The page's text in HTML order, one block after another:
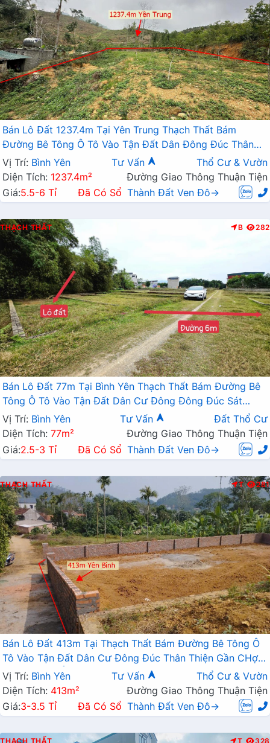
Bán Lô Đất 1237.4m Tại Yên Trung Thạch Thất Bám
Đường Bê Tông Ô Tô Vào Tận Đất Dân Đông Đúc Thân
Thiện Dân Cư Đông Đúc Thân Thiện Giá Đầu Tư
Vị Trí: Bình Yên Tư Vấn
Thổ Cư & Vườn
Diện Tích: 1237.4m²
Đường Giao Thông Thuận Tiện
Giá:5.5-6 Tỉ Đã Có Sổ Thành Đất Ven Đô→
THẠCH THẤT B 282
Bán Lô Đất 77m Tại Bình Yên Thạch Thất Bám Đường Bê
Tông Ô Tô Vào Tận Đất Dân Cư Đông Đông Đúc Sát
QL21 Giá Đầu Tư
Vị Trí: Bình Yên Tư Vấn
Đất Thổ Cư
Diện Tích: 77m²
Đường Giao Thông Thuận Tiện
Giá:2.5-3 Tỉ Đã Có Sổ Thành Đất Ven Đô→
THẠCH THẤT T 281
Bán Lô Đất 413m Tại Thạch Thất Bám Đường Bê Tông Ô
Tô Vào Tận Đất Dân Cư Đông Đúc Thân Thiện Gần CHợ
Trường Học Ủy Ban Giá Đầu Tư
Vị Trí: Bình Yên Tư Vấn
Thổ Cư & Vườn
Diện Tích: 413m²
Đường Giao Thông Thuận Tiện
Giá:3-3.5 Tỉ Đã Có Sổ Thành Đất Ven Đô→
THẠCH THẤT T 328